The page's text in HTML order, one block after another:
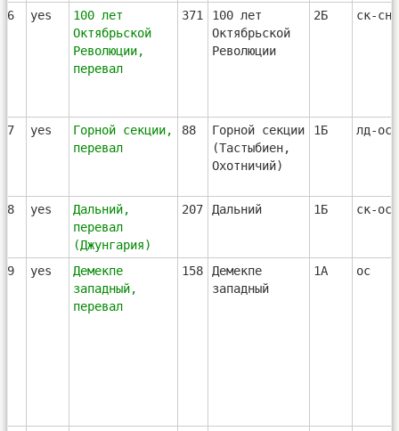
36 yes
100 лет
Октябрьской
Революции,
перевал
371
100 лет
Октябрьской
Революции
2Б ск-
37 yes
Горной секции,
перевал
88
Горной секции
(Тастыбиен,
Охотничий)
1Б лд-ос
38 yes
Дальний,
перевал
(Джунгария)
207 Дальний 1Б ск-ос
39 yes
Демекпе
западный,
перевал
158
Демекпе
западный
1А ос